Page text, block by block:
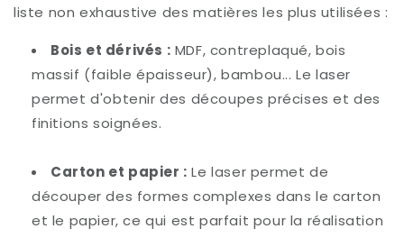
liste non exhaustive des matières les plus utilisées :
Bois et dérivés : MDF, contreplaqué, bois
massif (faible épaisseur), bambou... Le laser
permet d'obtenir des découpes précises et des
finitions soignées.
Carton et papier : Le laser permet de
découper des formes complexes dans le carton
et le papier, ce qui est parfait pour la réalisation